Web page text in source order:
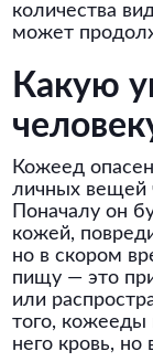
количества
может
Какую
Кожеед
личных вещей
Поначалу он
кожей,
но в скором
пищу — это
или
того,
него кровь,